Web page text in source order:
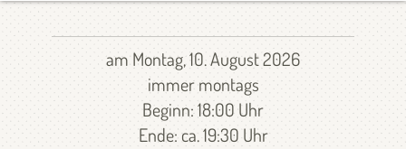
am Montag, 10. August 2026
immer montags
Beginn: 18:00 Uhr
Ende: ca. 19:30 Uhr